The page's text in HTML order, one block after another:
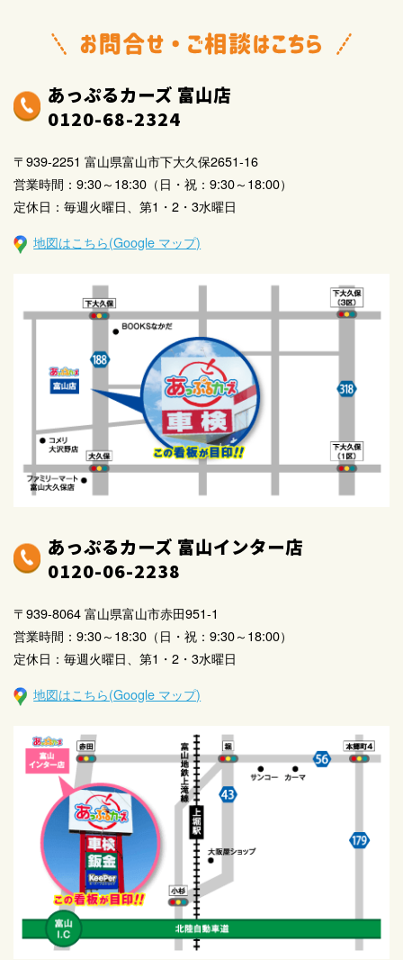
期点検、車検及び保険満期のご案内などを提供するた
せすること
当社において取り扱う商品
サービスなどあるいは各種イベント・キャンペーンな
どの開催について、郵便、電話、電子メールなどの方
法によりご案内すること
商品開発あるいは顧客満足度向上策検討のため、アン
与信判断及び与信管理
提携会社に提供すること。但し、本人の申し出により
第三者提供を停止いたします
提供する項目：住所・氏名・生年月日・電話番号、及
びお客様とのお取引に関する情報
当社は、お客様の個人情報を、当社にて定めた提供先
を除き、正当な理由のない限り他社、第三者に提供いた
しません。但し、お客様もしくはお客様の保証人が下記
の事項に該当した場合、お客様の個人情報を当社の提携
会社間で与信判断及び契約後のお取引の参考資料として
当社に振出した手形・小切手を不渡りにし、又支払停
当社に支払の一部または全額の支払い猶予を要請し、
当社がそれに応じた場合
当社との個別取引において、お客様の都合により当社
破産・民事再生・会社整理・特別清算などの申立をし
た場合
共同利用する情報は、住所・氏名・生年月日・電話番
号・勤務先及び当該契約の契約日・商品名・契約額・
支払回数・契約残高・月々の支払い状況などに限定し
ます。
お客様の個人情報についての共同利用に関する管理責
任者は、当社とします。
● 当社は、お客様がご本人様の個人情報の確認、訂正な
どを希望される場合は、当社の定める書面の提出により
あっぷるカーズ 富山店
0120-68-2324
〒939-2251 富山県富山市下大久保2651-16
営業時間：9:30～18:30（日・祝：9:30～18:00）
定休日：毎週火曜日、第1・2・3水曜日
地図はこちら(Google マップ)
あっぷるカーズ 富山インター店
0120-06-2238
〒939-8064 富山県富山市赤田951-1
営業時間：9:30～18:30（日・祝：9:30～18:00）
定休日：毎週火曜日、第1・2・3水曜日
地図はこちら(Google マップ)